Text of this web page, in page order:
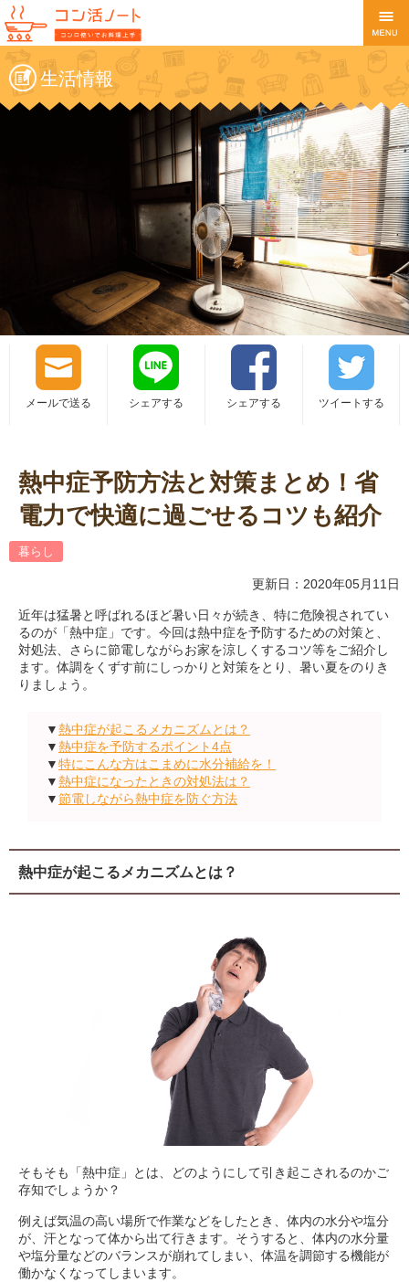
生活情報
メールで送る シェアする シェアする ツイートする
熱中症予防方法と対策まとめ！省
電力で快適に過ごせるコツも紹介
暮らし
更新日：2020年05月11日
近年は猛暑と呼ばれるほど暑い日々が続き、特に危険視されてい
るのが「熱中症」です。今回は熱中症を予防するための対策と、
対処法、さらに節電しながらお家を涼しくするコツ等をご紹介し
ます。体調をくずす前にしっかりと対策をとり、暑い夏をのりき
りましょう。
▼熱中症が起こるメカニズムとは？
▼熱中症を予防するポイント4点
▼特にこんな方はこまめに水分補給を！
▼熱中症になったときの対処法は？
▼節電しながら熱中症を防ぐ方法
熱中症が起こるメカニズムとは？
そもそも「熱中症」とは、どのようにして引き起こされるのかご
存知でしょうか？
例えば気温の高い場所で作業などをしたとき、体内の水分や塩分
が、汗となって体から出て行きます。そうすると、体内の水分量
や塩分量などのバランスが崩れてしまい、体温を調節する機能が
働かなくなってしまいます。